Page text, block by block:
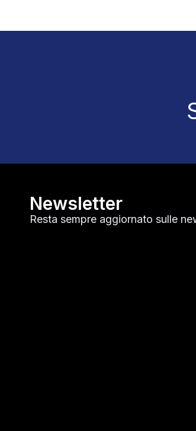
Newsletter
Resta sempre aggiornato sulle